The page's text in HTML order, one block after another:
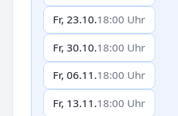
Fr, 23.10.18:00 Uhr
Fr, 30.10.18:00 Uhr
Fr, 06.11.18:00 Uhr
Fr, 13.11.18:00 Uhr